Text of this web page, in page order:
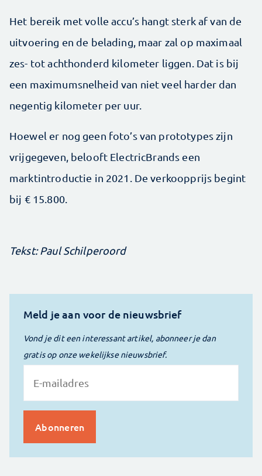
Het bereik met volle accu’s hangt sterk af van de
uitvoering en de belading, maar zal op maximaal
zes- tot achthonderd kilometer liggen. Dat is bij
een maximumsnelheid van niet veel harder dan
negentig kilometer per uur.
Hoewel er nog geen foto’s van prototypes zijn
vrijgegeven, belooft ElectricBrands een
marktintroductie in 2021. De verkoopprijs begint
bij € 15.800.
Tekst: Paul Schilperoord
Meld je aan voor de nieuwsbrief
Vond je dit een interessant artikel, abonneer je dan
gratis op onze wekelijkse nieuwsbrief.